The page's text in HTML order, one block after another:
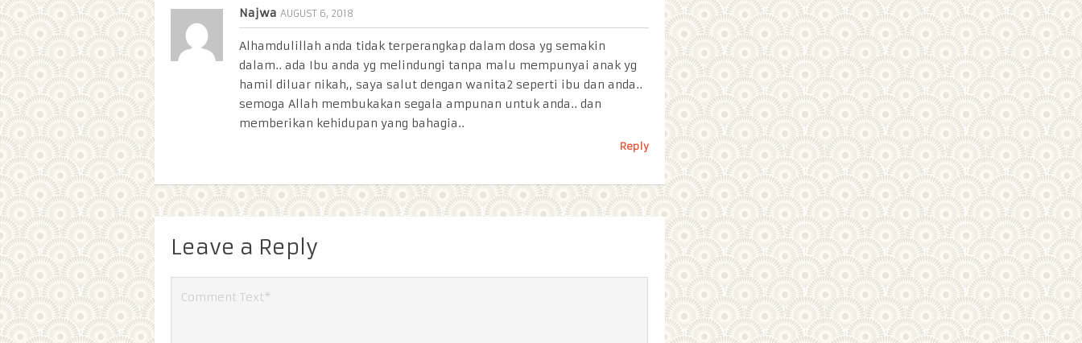
Najwa AUGUST 6, 2018
Alhamdulillah anda tidak terperangkap dalam dosa yg semakin
dalam.. ada Ibu anda yg melindungi tanpa malu mempunyai anak yg
hamil diluar nikah,, saya salut dengan wanita2 seperti ibu dan anda..
semoga Allah membukakan segala ampunan untuk anda.. dan
memberikan kehidupan yang bahagia..
Reply
Leave a Reply